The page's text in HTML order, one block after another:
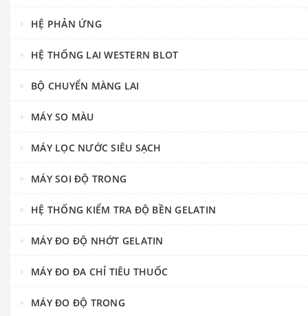
HỆ PHẢN ỨNG
HỆ THỐNG LAI WESTERN BLOT
BỘ CHUYỂN MÀNG LAI
MÁY SO MÀU
MÁY LỌC NƯỚC SIÊU SẠCH
MÁY SOI ĐỘ TRONG
HỆ THỐNG KIỂM TRA ĐỘ BỀN GELATIN
MÁY ĐO ĐỘ NHỚT GELATIN
MÁY ĐO ĐA CHỈ TIÊU THUỐC
MÁY ĐO ĐỘ TRONG